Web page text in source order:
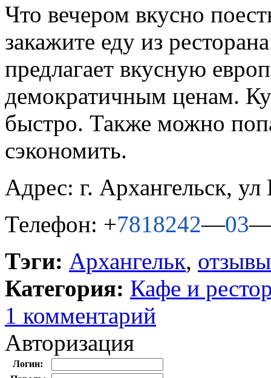
Что вечером вкусно
закажите еду из
предлагает вкусную
демократичным ценам.
быстро. Также можно
сэкономить.
Адрес: г. Архангельск, ул
Телефон: +7818242—03
Тэги: Архангельк, отзывы
Категория: Кафе и
1 комментарий
Авторизация
Логин: